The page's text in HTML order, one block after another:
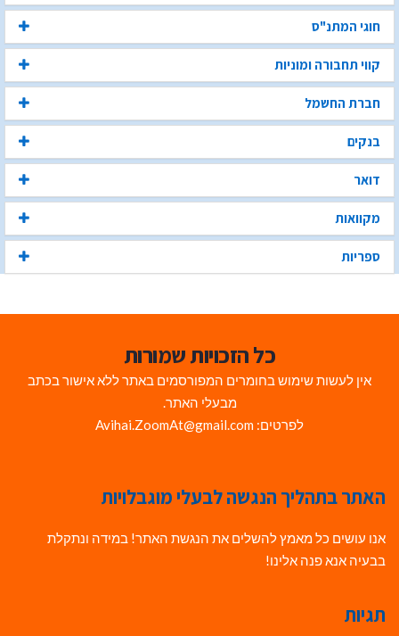
חוגי המתנ"ס
קווי תחבורה ומוניות
חברת החשמל
בנקים
דואר
מקוואות
ספריות
כל הזכויות שמורות
אין לעשות שימוש בחומרים המפורסמים באתר ללא אישור בכתב
מבעלי האתר.
לפרטים: Avihai.ZoomAt@gmail.com
האתר בתהליך הנגשה לבעלי מוגבלויות
אנו עושים כל מאמץ להשלים את הנגשת האתר! במידה ונתקלת
בבעיה אנא פנה אלינו!
תגיות